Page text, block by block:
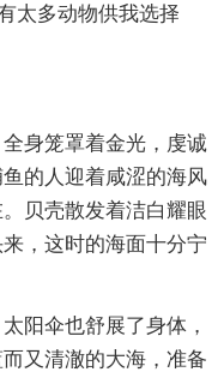
太多动物供我选择
身笼罩着金光，虔诚
的人迎着咸涩的海风
贝壳散发着洁白耀眼
，这时的海面十分宁
阳伞也舒展了身体，
又清澈的大海，准备